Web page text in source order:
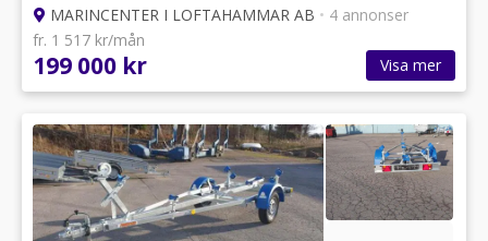
MARINCENTER I LOFTAHAMMAR AB • 4 annonser
fr. 1 517 kr/mån
199 000 kr Visa mer